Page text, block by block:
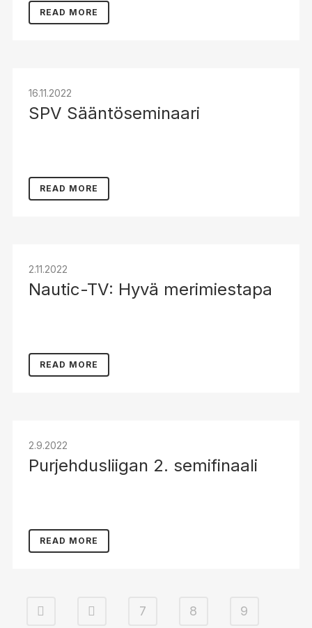
READ MORE
16.11.2022
SPV Sääntöseminaari
READ MORE
2.11.2022
Nautic-TV: Hyvä merimiestapa
READ MORE
2.9.2022
Purjehdusliigan 2. semifinaali
READ MORE
7 8 9